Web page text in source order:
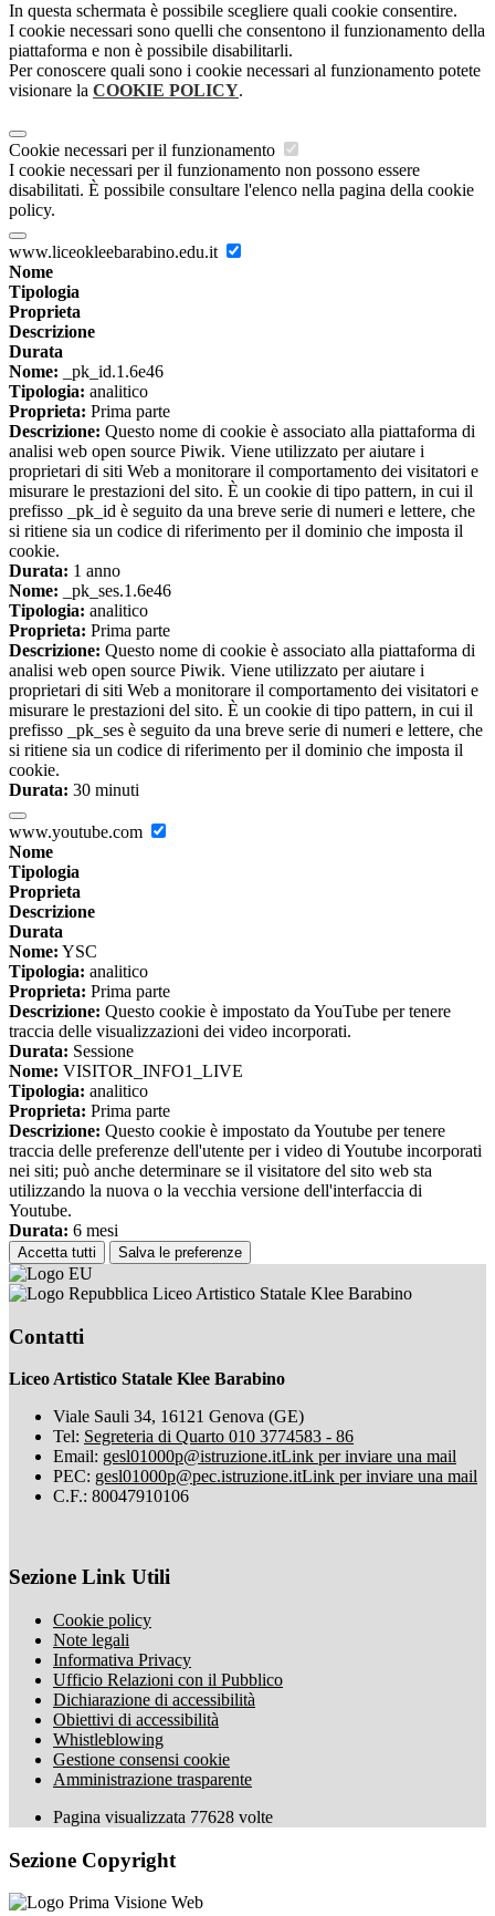
In questa schermata è possibile scegliere quali cookie consentire.
I cookie necessari sono quelli che consentono il funzionamento della
piattaforma e non è possibile disabilitarli.
Per conoscere quali sono i cookie necessari al funzionamento potete
visionare la COOKIE POLICY.
Cookie necessari per il funzionamento
I cookie necessari per il funzionamento non possono essere
disabilitati. È possibile consultare l'elenco nella pagina della cookie
policy.
www.liceokleebarabino.edu.it
Nome
Tipologia
Proprieta
Descrizione
Durata
Nome: _pk_id.1.6e46
Tipologia: analitico
Proprieta: Prima parte
Descrizione: Questo nome di cookie è associato alla piattaforma di
analisi web open source Piwik. Viene utilizzato per aiutare i
proprietari di siti Web a monitorare il comportamento dei visitatori e
misurare le prestazioni del sito. È un cookie di tipo pattern, in cui il
prefisso _pk_id è seguito da una breve serie di numeri e lettere, che
si ritiene sia un codice di riferimento per il dominio che imposta il
cookie.
Durata: 1 anno
Nome: _pk_ses.1.6e46
Tipologia: analitico
Proprieta: Prima parte
Descrizione: Questo nome di cookie è associato alla piattaforma di
analisi web open source Piwik. Viene utilizzato per aiutare i
proprietari di siti Web a monitorare il comportamento dei visitatori e
misurare le prestazioni del sito. È un cookie di tipo pattern, in cui il
prefisso _pk_ses è seguito da una breve serie di numeri e lettere, che
si ritiene sia un codice di riferimento per il dominio che imposta il
cookie.
Durata: 30 minuti
www.youtube.com
Nome
Tipologia
Proprieta
Descrizione
Durata
Nome: YSC
Tipologia: analitico
Proprieta: Prima parte
Descrizione: Questo cookie è impostato da YouTube per tenere
traccia delle visualizzazioni dei video incorporati.
Durata: Sessione
Nome: VISITOR_INFO1_LIVE
Tipologia: analitico
Proprieta: Prima parte
Descrizione: Questo cookie è impostato da Youtube per tenere
traccia delle preferenze dell'utente per i video di Youtube incorporati
nei siti; può anche determinare se il visitatore del sito web sta
utilizzando la nuova o la vecchia versione dell'interfaccia di
Youtube.
Durata: 6 mesi
Accetta tutti Salva le preferenze
Liceo Artistico Statale Klee Barabino
Contatti
Liceo Artistico Statale Klee Barabino
Viale Sauli 34, 16121 Genova (GE)
Tel: Segreteria di Quarto 010 3774583 - 86
Email: gesl01000p@istruzione.itLink per inviare una mail
PEC: gesl01000p@pec.istruzione.itLink per inviare una mail
C.F.: 80047910106
Sezione Link Utili
Cookie policy
Note legali
Informativa Privacy
Ufficio Relazioni con il Pubblico
Dichiarazione di accessibilità
Obiettivi di accessibilità
Whistleblowing
Gestione consensi cookie
Amministrazione trasparente
Pagina visualizzata 77628 volte
Sezione Copyright